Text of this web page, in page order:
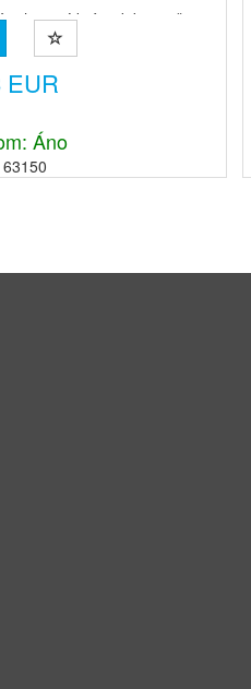
krém dobre vyživuje
A a E. Vhodný najmä p...
EUR
Áno